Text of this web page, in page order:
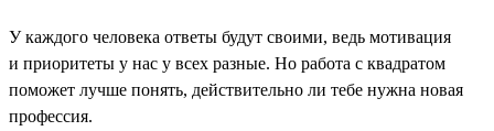
У каждого человека ответы будут своими, ведь мотивация
и приоритеты у нас у всех разные. Но работа с квадратом
поможет лучше понять, действительно ли тебе нужна новая
профессия.